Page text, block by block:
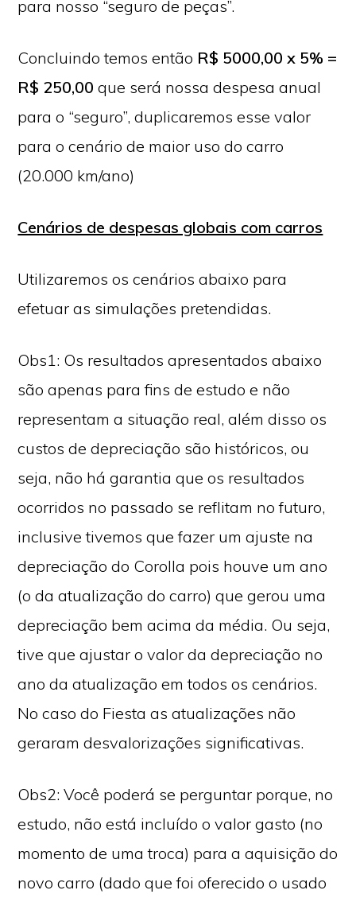
para nosso “seguro de peças”.
Concluindo temos então R$ 5000,00 x 5% =
R$ 250,00 que será nossa despesa anual
para o “seguro”, duplicaremos esse valor
para o cenário de maior uso do carro
(20.000 km/ano)
Cenários de despesas globais com carros
Utilizaremos os cenários abaixo para
efetuar as simulações pretendidas.
Obs1: Os resultados apresentados abaixo
são apenas para fins de estudo e não
representam a situação real, além disso os
custos de depreciação são históricos, ou
seja, não há garantia que os resultados
ocorridos no passado se reflitam no futuro,
inclusive tivemos que fazer um ajuste na
depreciação do Corolla pois houve um ano
(o da atualização do carro) que gerou uma
depreciação bem acima da média. Ou seja,
tive que ajustar o valor da depreciação no
ano da atualização em todos os cenários.
No caso do Fiesta as atualizações não
geraram desvalorizações significativas.
Obs2: Você poderá se perguntar porque, no
estudo, não está incluído o valor gasto (no
momento de uma troca) para a aquisição do
novo carro (dado que foi oferecido o usado